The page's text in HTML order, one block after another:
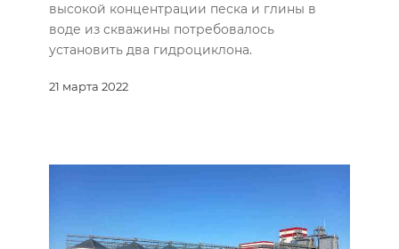
21 марта 2022
высокой концентрации песка и глины в
воде из скважины потребовалось
установить два гидроциклона.